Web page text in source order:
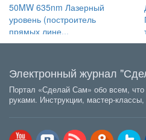
50MW 635nm Лазерный
уровень (построитель
прямых лине...
Электронный журнал
Портал «Сделай Сам» обо всем,
руками. Инструкции, мастер-